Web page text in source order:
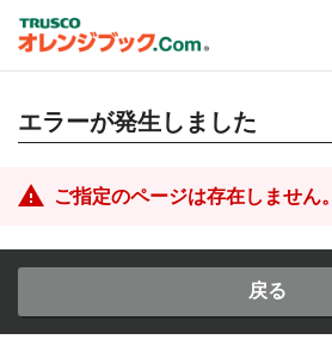
エラーが発生しました
ご指定のページは存在しません。
戻る